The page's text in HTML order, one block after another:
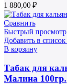
1 880,00 ₽
Сравнить
Быстрый просмотр
Добавить в
В корзину
Табак для
Малина 100гр.